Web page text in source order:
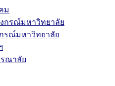
ม
กรณ์มหาวิทยาลัย
รณ์มหาวิทยาลัย
ณาลัย